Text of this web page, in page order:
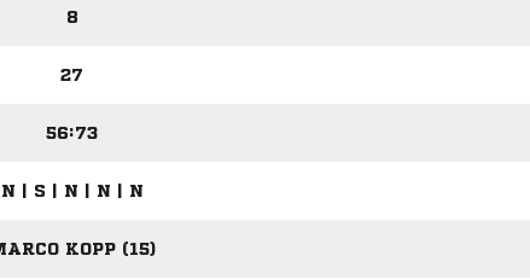
8
27
56:73
N | S | N | N | N
KOPP (15)